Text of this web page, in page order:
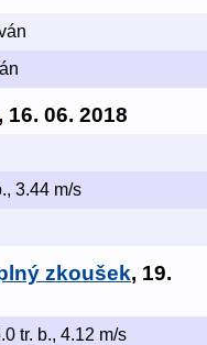
16. 06. 2018
3.44 m/s
zkoušek, 19.
tr. b., 4.12 m/s